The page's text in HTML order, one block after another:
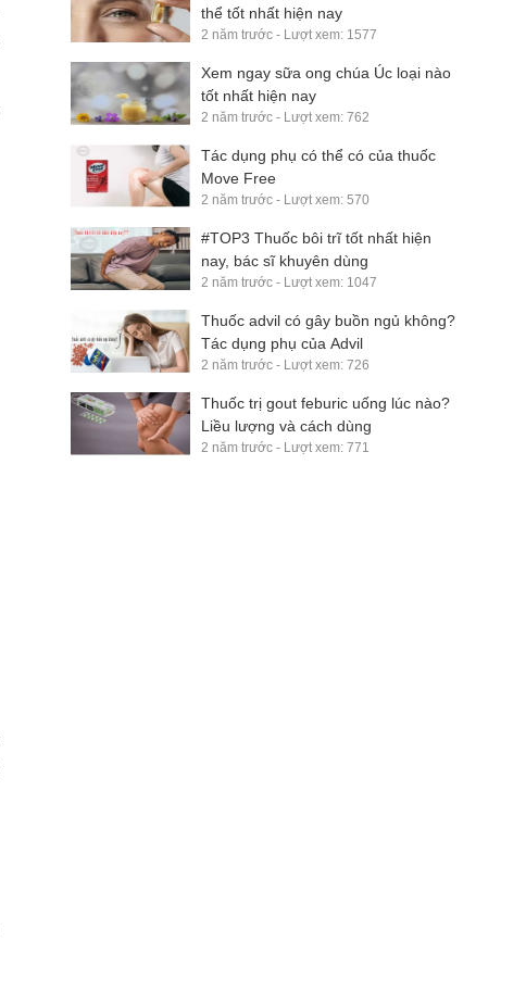
thể tốt nhất hiện nay
2 năm trước - Lượt xem: 1577
Xem ngay sữa ong chúa Úc loại nào
tốt nhất hiện nay
2 năm trước - Lượt xem: 762
Tác dụng phụ có thể có của thuốc
Move Free
2 năm trước - Lượt xem: 570
#TOP3 Thuốc bôi trĩ tốt nhất hiện
nay, bác sĩ khuyên dùng
2 năm trước - Lượt xem: 1047
Thuốc advil có gây buồn ngủ không?
Tác dụng phụ của Advil
2 năm trước - Lượt xem: 726
Thuốc trị gout feburic uống lúc nào?
Liều lượng và cách dùng
2 năm trước - Lượt xem: 771